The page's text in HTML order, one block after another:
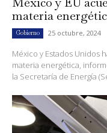
materia
Gobierno 25 octubre, 2024
México y Estados Unidos
materia energética,
la Secretaría de Energía